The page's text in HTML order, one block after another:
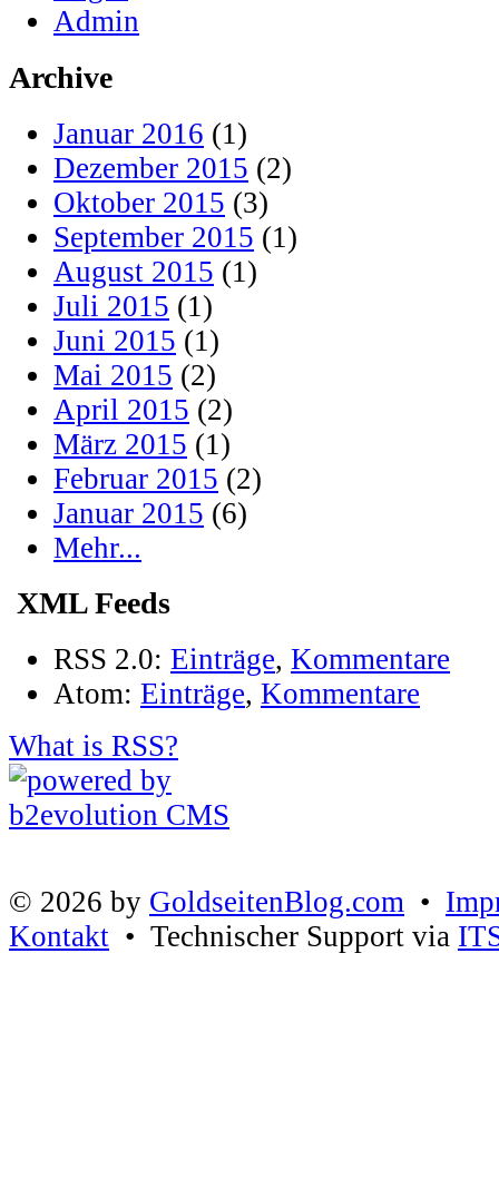
Admin
Archive
Januar 2016 (1)
Dezember 2015 (2)
Oktober 2015 (3)
September 2015 (1)
August 2015 (1)
Juli 2015 (1)
Juni 2015 (1)
Mai 2015 (2)
April 2015 (2)
März 2015 (1)
Februar 2015 (2)
Januar 2015 (6)
Mehr...
XML Feeds
RSS 2.0: Einträge, Kommentare
Atom: Einträge, Kommentare
What is RSS?
© 2026 by GoldseitenBlog.com •
Kontakt • Technischer Support via